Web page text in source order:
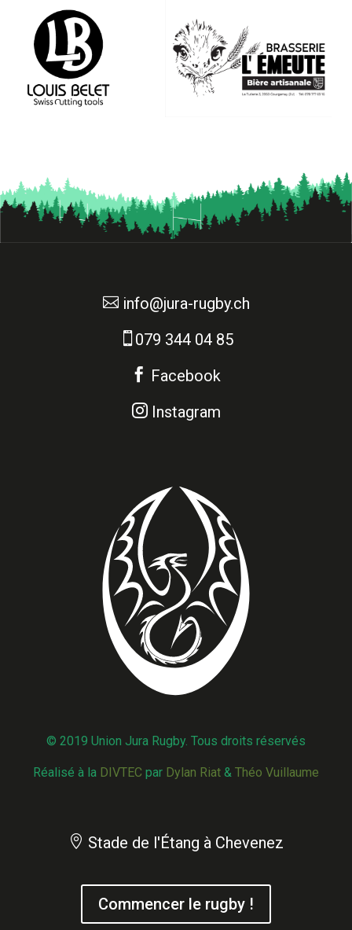
info@jura-rugby.ch
 079 344 04 85
 Facebook
Instagram
© 2019 Union Jura Rugby. Tous droits réservés
Réalisé à la DIVTEC par Dylan Riat & Théo Vuillaume
 Stade de l'Étang à Chevenez
Commencer le rugby !